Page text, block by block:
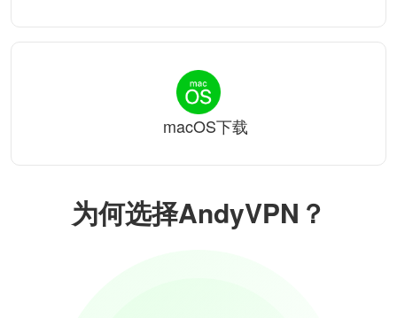
为何选择AndyVPN？
macOS下载